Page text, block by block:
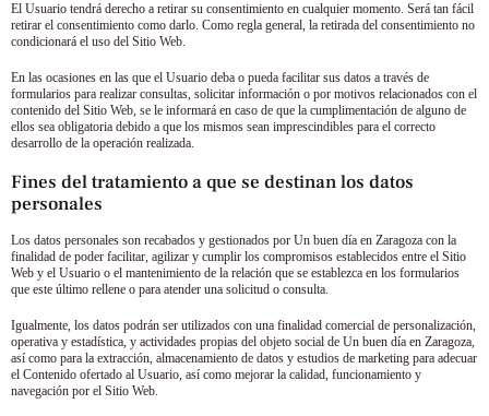
El Usuario tendrá derecho a retirar su consentimiento en cualquier momento. Será tan fácil
retirar el consentimiento como darlo. Como regla general, la retirada del consentimiento no
condicionará el uso del Sitio Web.
En las ocasiones en las que el Usuario deba o pueda facilitar sus datos a través de
formularios para realizar consultas, solicitar información o por motivos relacionados con el
contenido del Sitio Web, se le informará en caso de que la cumplimentación de alguno de
ellos sea obligatoria debido a que los mismos sean imprescindibles para el correcto
desarrollo de la operación realizada.
Fines del tratamiento a que se destinan los datos
personales
Los datos personales son recabados y gestionados por Un buen día en Zaragoza con la
finalidad de poder facilitar, agilizar y cumplir los compromisos establecidos entre el Sitio
Web y el Usuario o el mantenimiento de la relación que se establezca en los formularios
que este último rellene o para atender una solicitud o consulta.
Igualmente, los datos podrán ser utilizados con una finalidad comercial de personalización,
operativa y estadística, y actividades propias del objeto social de Un buen día en Zaragoza,
así como para la extracción, almacenamiento de datos y estudios de marketing para adecuar
el Contenido ofertado al Usuario, así como mejorar la calidad, funcionamiento y
navegación por el Sitio Web.